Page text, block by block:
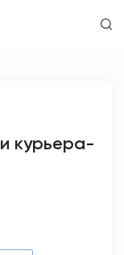
курьера-